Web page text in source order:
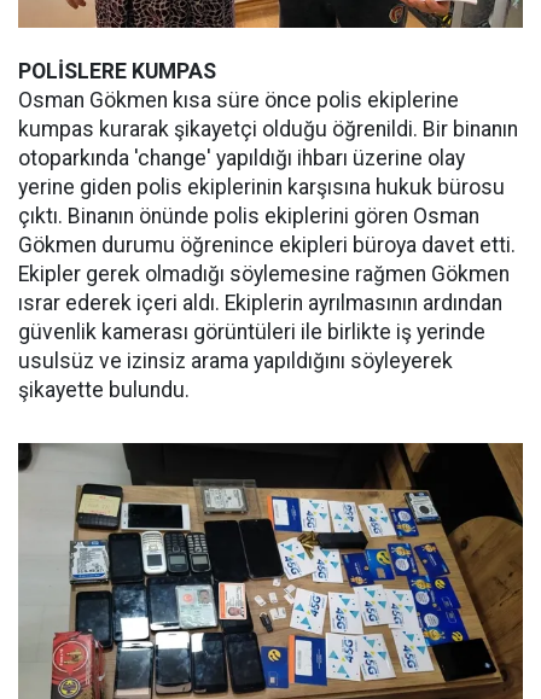
POLİSLERE KUMPAS
Osman Gökmen kısa süre önce polis ekiplerine
kumpas kurarak şikayetçi olduğu öğrenildi. Bir binanın
otoparkında 'change' yapıldığı ihbarı üzerine olay
yerine giden polis ekiplerinin karşısına hukuk bürosu
çıktı. Binanın önünde polis ekiplerini gören Osman
Gökmen durumu öğrenince ekipleri büroya davet etti.
Ekipler gerek olmadığı söylemesine rağmen Gökmen
ısrar ederek içeri aldı. Ekiplerin ayrılmasının ardından
güvenlik kamerası görüntüleri ile birlikte iş yerinde
usulsüz ve izinsiz arama yapıldığını söyleyerek
şikayette bulundu.